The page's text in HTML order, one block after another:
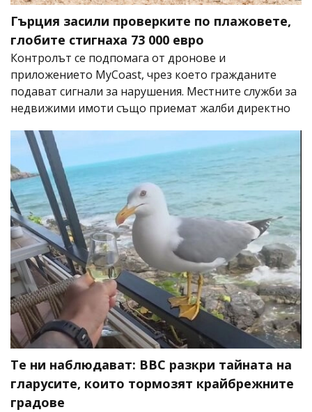
Гърция засили проверките по плажовете,
глобите стигнаха 73 000 евро
Контролът се подпомага от дронове и
приложението MyCoast, чрез което гражданите
подават сигнали за нарушения. Местните служби за
недвижими имоти също приемат жалби директно
Те ни наблюдават: BBC разкри тайната на
гларусите, които тормозят крайбрежните
градове